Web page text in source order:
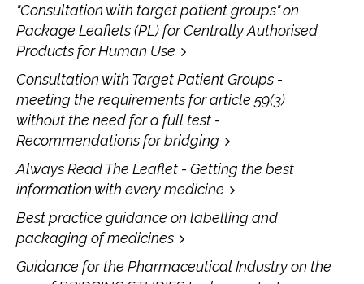
"Consultation with target patient groups" on
Package Leaflets (PL) for Centrally Authorised
Products for Human Use
Consultation with Target Patient Groups -
meeting the requirements for article 59(3)
without the need for a full test -
Recommendations for bridging
Always Read The Leaflet - Getting the best
information with every medicine
Best practice guidance on labelling and
packaging of medicines
Guidance for the Pharmaceutical Industry on the